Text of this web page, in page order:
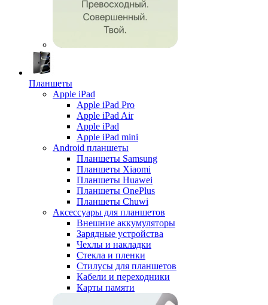
Планшеты
Apple iPad
Apple iPad Pro
Apple iPad Air
Apple iPad
Apple iPad mini
Android планшеты
Планшеты Samsung
Планшеты Xiaomi
Планшеты Huawei
Планшеты OnePlus
Планшеты Chuwi
Аксессуары для планшетов
Внешние аккумуляторы
Зарядные устройства
Чехлы и накладки
Стекла и пленки
Стилусы для планшетов
Кабели и переходники
Карты памяти